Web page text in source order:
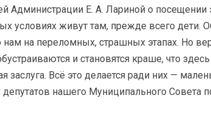
Администрации Е. А. Лариной о посещении
условиях живут там, прежде всего дети.
нам на переломных, страшных этапах. Но
и становятся краше, что
Всё это делается ради них —
нашего Муниципального Совета